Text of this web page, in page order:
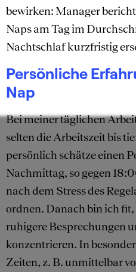
bewirken: Manager
Naps am Tag im
Nachtschlaf kurzfristig
Persönliche
Nap
Bei meiner täglichen
selten die Arbeitszeit bis
persönlich schätze einen
Nachmittag, so gegen
nach dem Stress des
ordnen. Danach bin ich
ruhigere Besprechungen
konzentrieren. In
Zeiten, z. B. unmittelbar